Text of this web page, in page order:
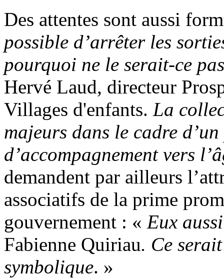
Des attentes sont aussi
possible d’arrêter les
pourquoi ne le serait-ce
Hervé Laud, directeur
Villages d'enfants. La
majeurs dans le cadre
d’accompagnement vers
demandent par ailleurs
associatifs de la prime
gouvernement : « Eux
Fabienne Quiriau. Ce
symbolique. »